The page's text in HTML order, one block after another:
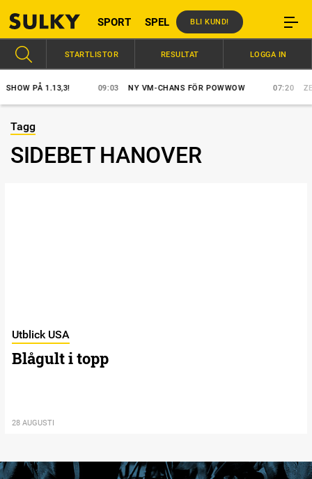
SPORT SPEL BLI KUND!
PÅ 1.13,3! 09:03 NY VM-CHANS FÖR POWWOW 07:20
STARTLISTOR RESULTAT LOGGA IN
Tagg
SIDEBET HANOVER
Utblick USA
Blågult i topp
28 AUGUSTI